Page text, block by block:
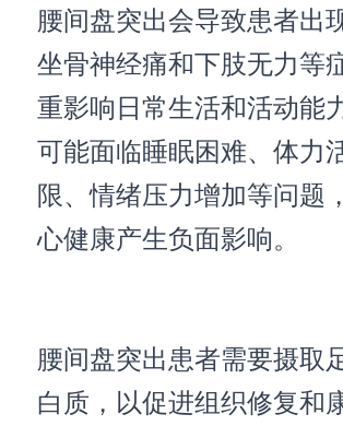
腰间盘突出会导致患者出
坐骨神经痛和下肢无力等
重影响日常生活和活动能
可能面临睡眠困难、体力
限、情绪压力增加等问题
心健康产生负面影响。
腰间盘突出患者需要摄取
白质，以促进组织修复和